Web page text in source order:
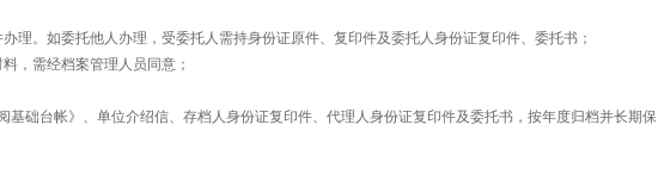
理。如委托他人办理，受委托人需持身份证原件、复印件及委托人身份证复印件、委托书；
，需经档案管理人员同意；
基础台帐》、单位介绍信、存档人身份证复印件、代理人身份证复印件及委托书，按年度归档并长期保